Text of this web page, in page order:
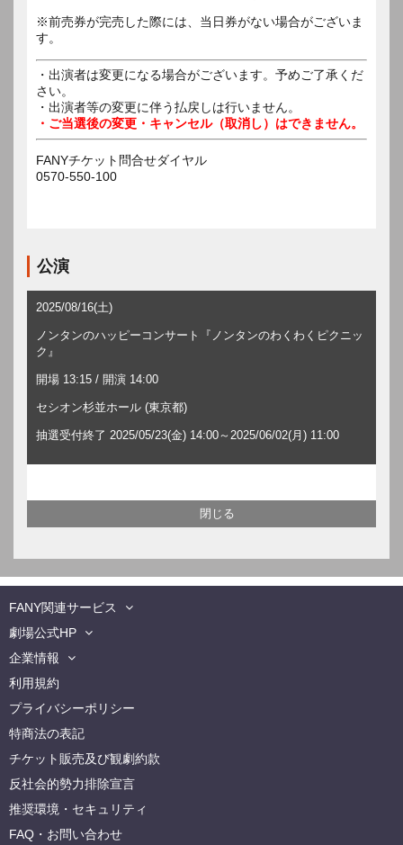
※前売券が完売した際には、当日券がない場合がございま
す。
・出演者は変更になる場合がございます。予めご了承くだ
さい。
・出演者等の変更に伴う払戻しは行いません。
・ご当選後の変更・キャンセル（取消し）はできません。
FANYチケット問合せダイヤル
0570-550-100
公演
2025/08/16(土)
ノンタンのハッピーコンサート『ノンタンのわくわくピクニッ
ク』
開場 13:15 / 開演 14:00
セシオン杉並ホール (東京都)
抽選受付終了 2025/05/23(金) 14:00～2025/06/02(月) 11:00
FANY関連サービス
劇場公式HP
企業情報
利用規約
プライバシーポリシー
特商法の表記
チケット販売及び観劇約款
反社会的勢力排除宣言
推奨環境・セキュリティ
FAQ・お問い合わせ